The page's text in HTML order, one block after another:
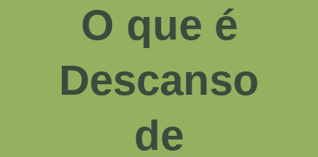
O que é
Descanso
de